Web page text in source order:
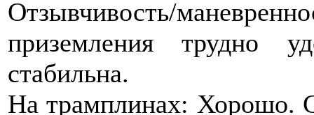
Отзывчивость/
приземления трудно
стабильна.
На трамплинах: Хорошо.